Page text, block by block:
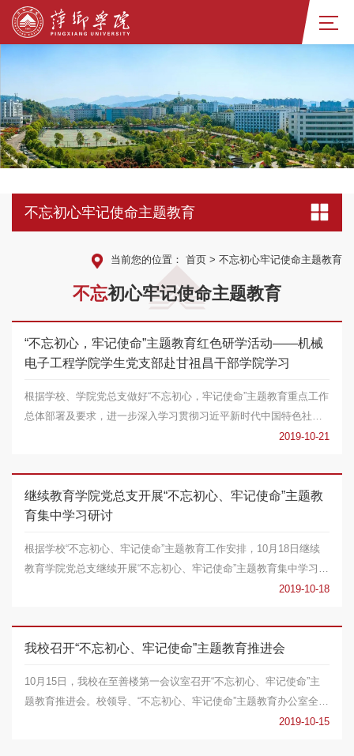
不忘初心牢记使命主题教育
当前您的位置： 首页 > 不忘初心牢记使命主题教育
不忘初心牢记使命主题教育
“不忘初心，牢记使命”主题教育红色研学活动——机械
电子工程学院学生党支部赴甘祖昌干部学院学习
​根据学校、学院党总支做好“不忘初心，牢记使命”主题教育重点工作
总体部署及要求，进一步深入学习贯彻习近平新时代中国特色社会
2019-10-21
继续教育学院党总支开展“不忘初心、牢记使命”主题教
育集中学习研讨
根据学校“不忘初心、牢记使命”主题教育工作安排，10月18日继续
教育学院党总支继续开展“不忘初心、牢记使命”主题教育集中学习研
2019-10-18
我校召开“不忘初心、牢记使命”主题教育推进会
10月15日，我校在至善楼第一会议室召开“不忘初心、牢记使命”主
题教育推进会。校领导、“不忘初心、牢记使命”主题教育办公室全体
2019-10-15